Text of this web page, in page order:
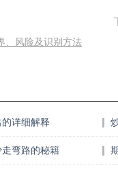
、风险及识别方法
详细解释
弯路的秘籍